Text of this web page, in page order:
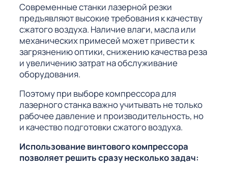
Современные станки лазерной резки
предъявляют высокие требования к качеству
сжатого воздуха. Наличие влаги, масла или
механических примесей может привести к
загрязнению оптики, снижению качества реза
и увеличению затрат на обслуживание
оборудования.
Поэтому при выборе компрессора для
лазерного станка важно учитывать не только
рабочее давление и производительность, но
и качество подготовки сжатого воздуха.
Использование винтового компрессора
позволяет решить сразу несколько задач: